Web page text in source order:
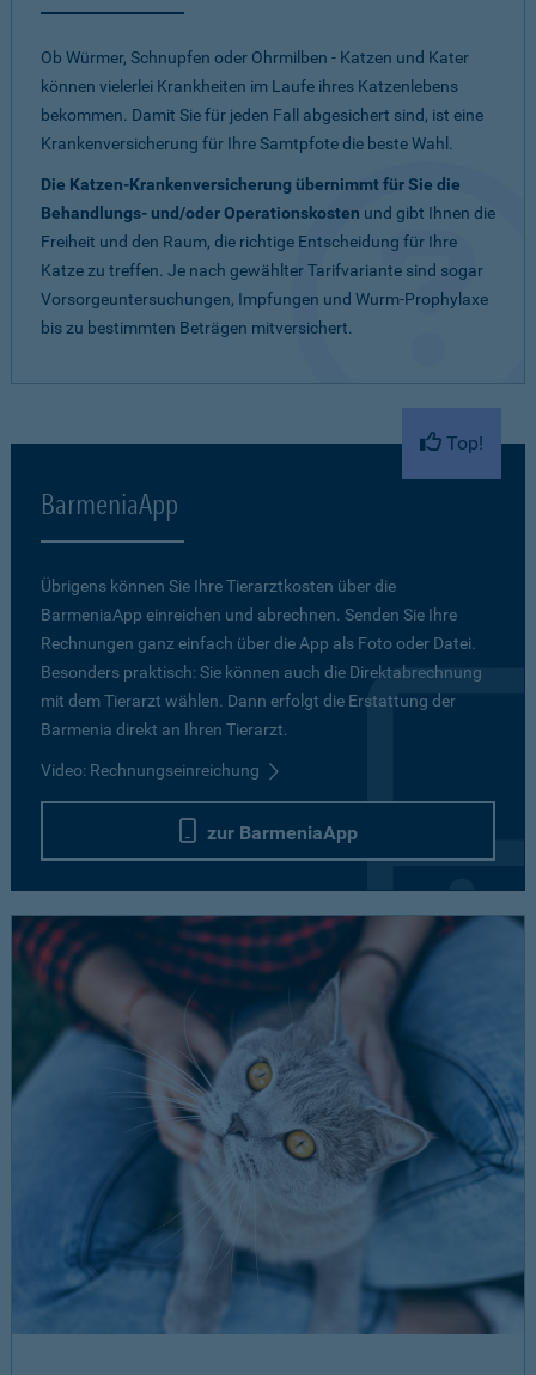
Ob Würmer, Schnupfen oder Ohrmilben - Katzen und Kater
können vielerlei Krankheiten im Laufe ihres Katzenlebens
bekommen. Damit Sie für jeden Fall abgesichert sind, ist eine
Krankenversicherung für Ihre Samtpfote die beste Wahl.
Die Katzen-Krankenversicherung übernimmt für Sie die
Behandlungs- und/oder Operationskosten und gibt Ihnen die
Freiheit und den Raum, die richtige Entscheidung für Ihre
Katze zu treffen. Je nach gewählter Tarifvariante sind sogar
Vorsorgeuntersuchungen, Impfungen und Wurm-Prophylaxe
bis zu bestimmten Beträgen mitversichert.
Top!
BarmeniaApp
Übrigens können Sie Ihre Tierarztkosten über die
BarmeniaApp einreichen und abrechnen. Senden Sie Ihre
Rechnungen ganz einfach über die App als Foto oder Datei.
Besonders praktisch: Sie können auch die Direktabrechnung
mit dem Tierarzt wählen. Dann erfolgt die Erstattung der
Barmenia direkt an Ihren Tierarzt.
Video: Rechnungseinreichung
zur BarmeniaApp